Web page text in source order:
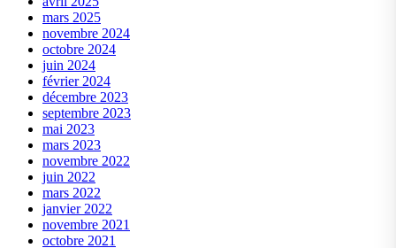
mars 2025
novembre 2024
octobre 2024
juin 2024
février 2024
décembre 2023
septembre 2023
mai 2023
mars 2023
novembre 2022
juin 2022
mars 2022
janvier 2022
novembre 2021
octobre 2021